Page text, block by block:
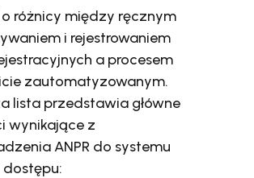
o różnicy między ręcznym
i rejestrowaniem
a procesem
zautomatyzowanym.
lista przedstawia główne
wynikające z
ANPR do systemu
dostępu: